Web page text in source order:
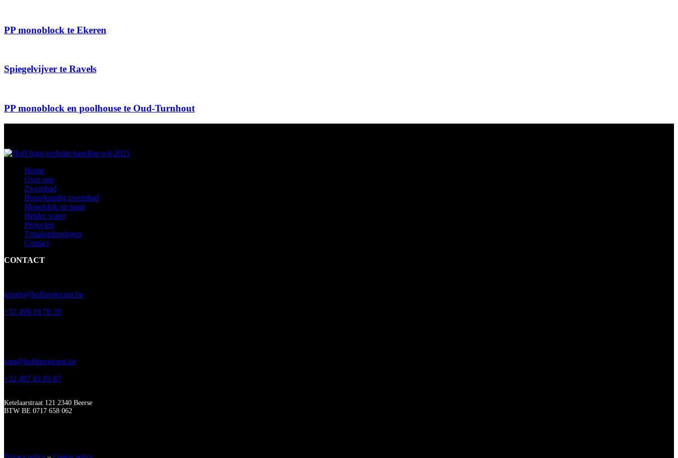
PP monoblock te Ekeren
Spiegelvijver te Ravels
PP monoblock en poolhouse te Oud-Turnhout
Home
Over ons
Zwembad
Bouwkundig zwembad
Monoblok op maat
Helder water
Projecten
Totaaloplossingen
Contact
CONTACT
jeroen@hoffprojecten.be
+32 499 19 76 39
tom@hoffprojecten.be
+32 497 83 85 87
Ketelaarstraat 121 2340 Beerse
BTW BE 0717 658 062